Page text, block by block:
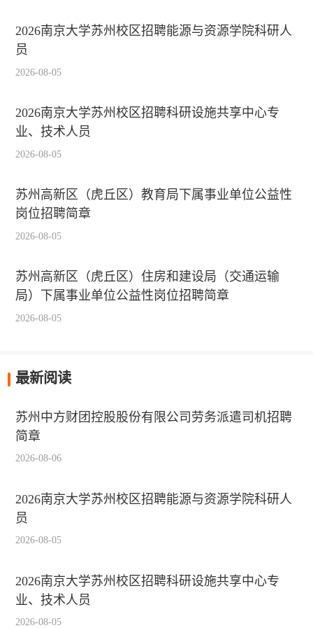
2026南京大学苏州校区招聘能源与资源学院科研人
员
2026-08-05
2026南京大学苏州校区招聘科研设施共享中心专
业、技术人员
2026-08-05
苏州高新区（虎丘区）教育局下属事业单位公益性
岗位招聘简章
2026-08-05
苏州高新区（虎丘区）住房和建设局（交通运输
局）下属事业单位公益性岗位招聘简章
2026-08-05
最新阅读
苏州中方财团控股股份有限公司劳务派遣司机招聘
简章
2026-08-06
2026南京大学苏州校区招聘能源与资源学院科研人
员
2026-08-05
2026南京大学苏州校区招聘科研设施共享中心专
业、技术人员
2026-08-05